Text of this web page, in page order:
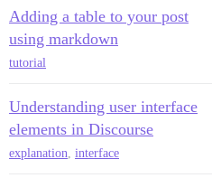
Adding a table to your post
using markdown
tutorial
Understanding user interface
elements in Discourse
explanation, interface